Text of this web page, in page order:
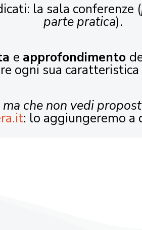
la sala conferenze (
parte pratica).
e approfondimento
ogni sua caratteristica
che non vedi
: lo aggiungeremo a